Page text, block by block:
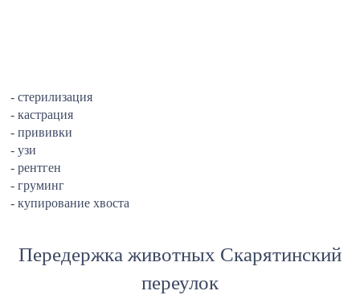
- стерилизация
- кастрация
- прививки
- узи
- рентген
- груминг
- купирование хвоста
Передержка животных Скарятинский
переулок